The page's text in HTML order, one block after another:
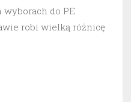
do PE
robi wielką różnicę